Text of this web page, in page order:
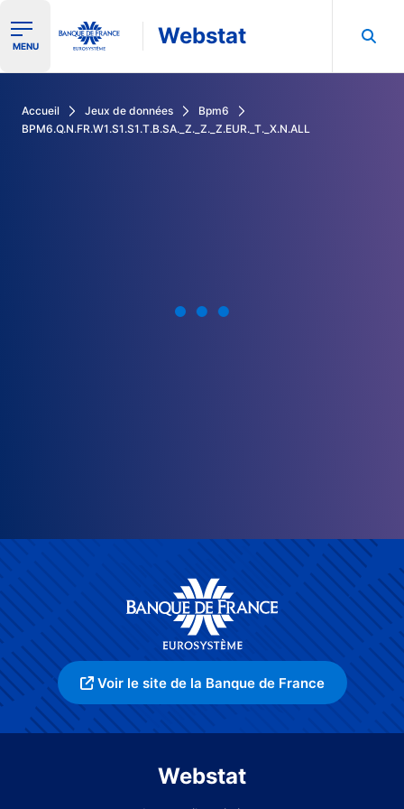
Ouvrir le menu de navigation
MENU Webstat
Accueil Jeux de données
Bpm6
BPM6.Q.N.FR.W1.S1.S1.T.B.SA._Z._Z._Z.EUR._T._X.N.ALL
Voir le site de la Banque de France
Webstat